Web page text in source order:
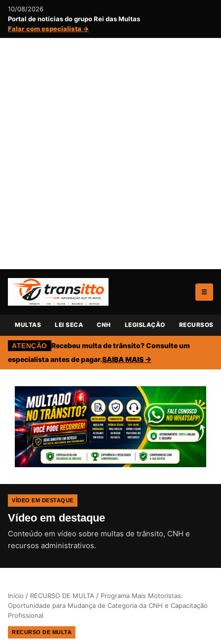
10/08/2026
Portal de notícias do grupo Rei das Multas
Falar com especialista →
☰
MULTAS LEI SECA CNH LEGISLAÇÃO RECURSOS
ATENÇÃO Recebeu multa de trânsito? Consulte um
especialista antes de pagar.SAIBA MAIS →
VÍDEO EM DESTAQUE
Vídeo em destaque
Conteúdo em vídeo sobre multas de trânsito, CNH e
recursos administrativos.CLIQUE PARA ATIVAR O SOM
Início / RECURSO DE MULTA / Programa Mais Motoristas:
Oportunidade para Mudança de Categoria da CNH e Capacitação
Profissional
RECURSO DE MULTA